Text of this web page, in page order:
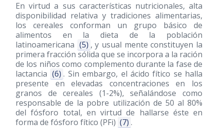
En virtud a sus características nutricionales, alta
disponibilidad relativa y tradiciones alimentarias,
los cereales conforman un grupo básico de
alimentos en la dieta de la población
latinoamericana (5) , y usual mente constituyen la
primera fracción sólida que se incorpora a la ración
de los niños como complemento durante la fase de
lactancia (6) . Sin embargo, el ácido fítico se halla
presente en elevadas concentraciones en los
granos de cereales (1-2%), señalándose como
responsable de la pobre utilización de 50 al 80%
del fósforo total, en virtud de hallarse éste en
forma de fósforo fítico (PFi) (7) .